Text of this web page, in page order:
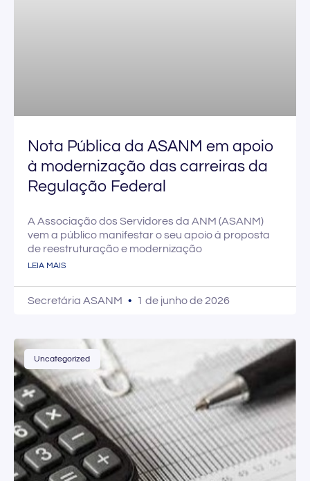
Nota Pública da ASANM em apoio
à modernização das carreiras da
Regulação Federal
A Associação dos Servidores da ANM (ASANM)
vem a público manifestar o seu apoio à proposta
de reestruturação e modernização
LEIA MAIS
Secretária ASANM 1 de junho de 2026
Uncategorized